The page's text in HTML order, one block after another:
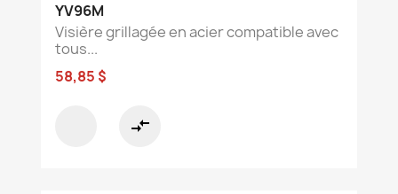
YV96M
Visière grillagée en acier compatible avec
tous...
58,85 $
compare_arrows